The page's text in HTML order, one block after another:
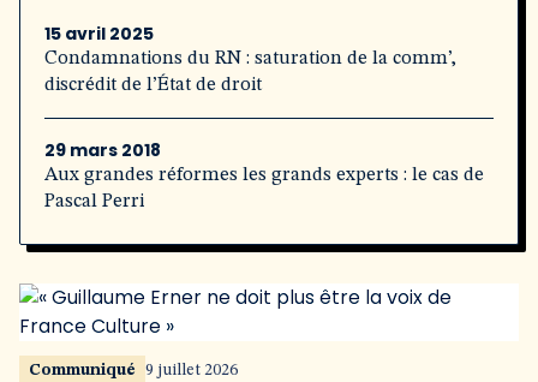
15 avril 2025
Condamnations du RN : saturation de la comm’,
discrédit de l’État de droit
29 mars 2018
Aux grandes réformes les grands experts : le cas de
Pascal Perri
Communiqué 9 juillet 2026